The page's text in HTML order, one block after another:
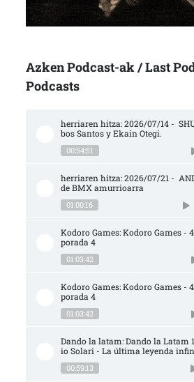
Azken Podcast-ak / Last
Podcasts
herriaren hitza: 2026/07/14 -
bos Santos y Ekain Otegi.
00:54:51
herriaren hitza: 2026/07/21 -
de BMX amurrioarra
01:00:16
Kodoro Games: Kodoro Games -
porada 4
01:03:42
Kodoro Games: Kodoro Games -
porada 4
01:03:42
Dando la latam: Dando la Latam
io Solari - La última leyenda
00:59:13